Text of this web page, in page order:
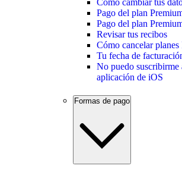
Pago del plan
Pago del plan
Revisar tus recibos
Cómo cancelar planes
Tu fecha de
No puedo suscribirme
aplicación de iOS
Formas de pago